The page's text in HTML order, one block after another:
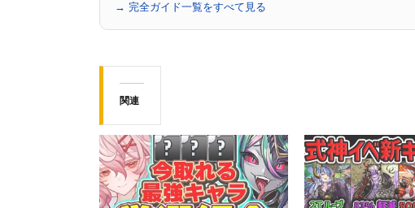
→ 完全ガイド一覧をすべて見る
関連